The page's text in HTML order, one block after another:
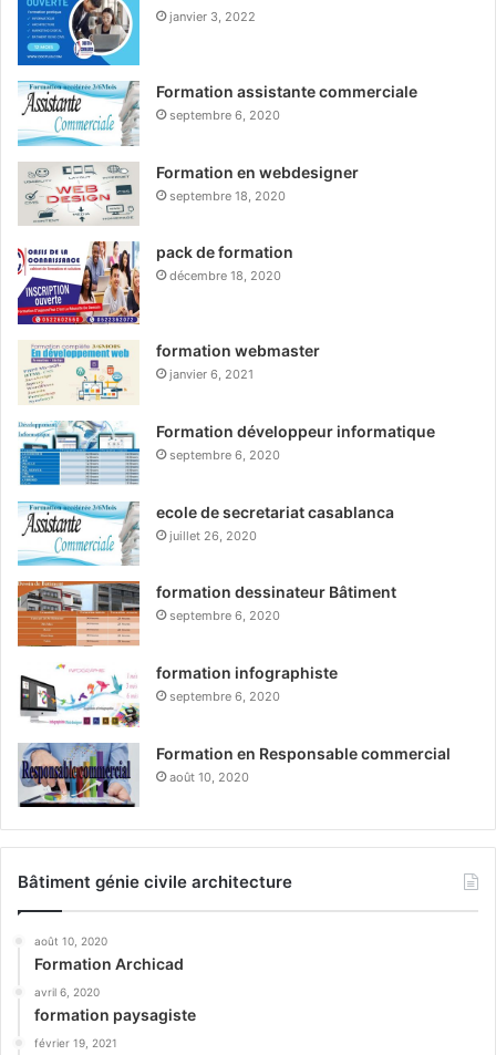
janvier 3, 2022
Formation assistante commerciale
septembre 6, 2020
Formation en webdesigner
septembre 18, 2020
pack de formation
décembre 18, 2020
formation webmaster
janvier 6, 2021
Formation développeur informatique
septembre 6, 2020
ecole de secretariat casablanca
juillet 26, 2020
formation dessinateur Bâtiment
septembre 6, 2020
formation infographiste
septembre 6, 2020
Formation en Responsable commercial
août 10, 2020
Bâtiment génie civile architecture
août 10, 2020
Formation Archicad
avril 6, 2020
formation paysagiste
février 19, 2021